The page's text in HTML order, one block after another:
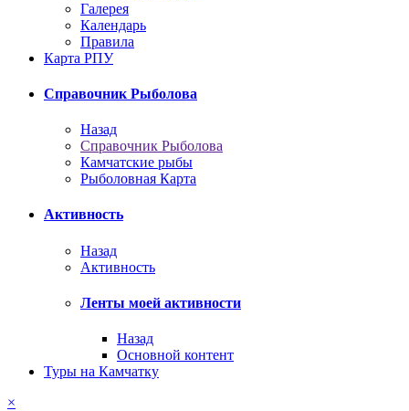
Галерея
Календарь
Правила
Карта РПУ
Справочник Рыболова
Назад
Справочник Рыболова
Камчатские рыбы
Рыболовная Карта
Активность
Назад
Активность
Ленты моей активности
Назад
Основной контент
Туры на Камчатку
×